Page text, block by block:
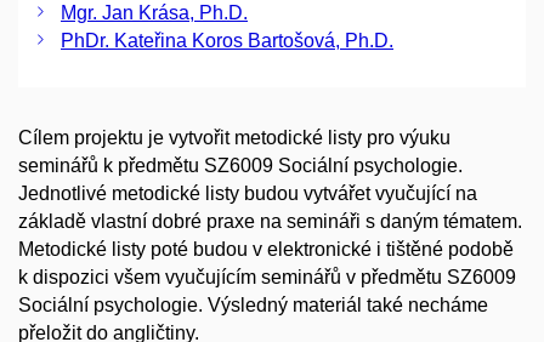
Mgr. Jan Krása, Ph.D.
PhDr. Kateřina Koros Bartošová, Ph.D.
Cílem projektu je vytvořit metodické listy pro výuku
seminářů k předmětu SZ6009 Sociální psychologie.
Jednotlivé metodické listy budou vytvářet vyučující na
základě vlastní dobré praxe na semináři s daným tématem.
Metodické listy poté budou v elektronické i tištěné podobě
k dispozici všem vyučujícím seminářů v předmětu SZ6009
Sociální psychologie. Výsledný materiál také necháme
přeložit do angličtiny.